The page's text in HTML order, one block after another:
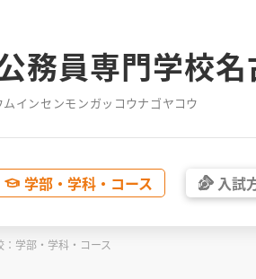
務員専門学校
インセンモンガッコウナゴヤコウ
学部・ 学科・ コース 入試
学部・学科・コース